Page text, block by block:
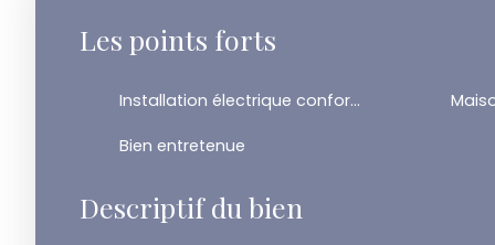
Les points forts
Installation électrique conforme
Bien entretenue
Descriptif du bien